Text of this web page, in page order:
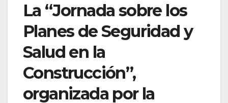
La “Jornada sobre los
Planes de Seguridad y
Salud en la
Construcción”,
organizada por la